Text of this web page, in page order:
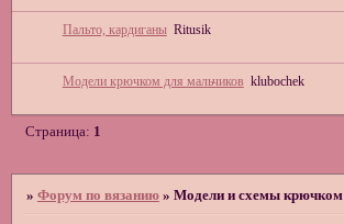
Пальто, кардиганы Ritusik
Модели крючком для мальчиков klubochek
Страница: 1
» Форум по вязанию » Модели и схемы крючком